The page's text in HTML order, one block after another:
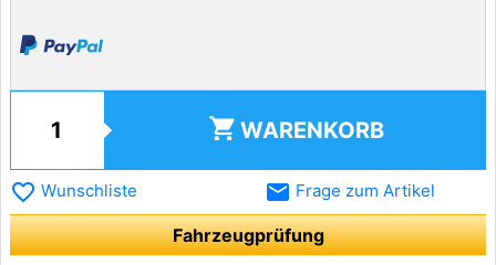
shopping_cart WARENKORB
favorite_border Wunschliste email Frage zum Artikel
Fahrzeugprüfung